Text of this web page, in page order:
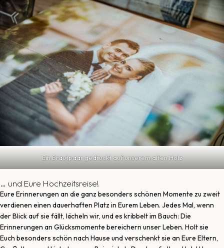
Ein Brautpaar gedruckt auf unserem alten Holz
… und Eure Hochzeitsreise!
Eure Erinnerungen an die ganz besonders schönen Momente zu zweit
verdienen einen dauerhaften Platz in Eurem Leben. Jedes Mal, wenn
der Blick auf sie fällt, lächeln wir, und es kribbelt im Bauch: Die
Erinnerungen an Glücksmomente bereichern unser Leben. Holt sie
Euch besonders schön nach Hause und verschenkt sie an Eure Eltern,